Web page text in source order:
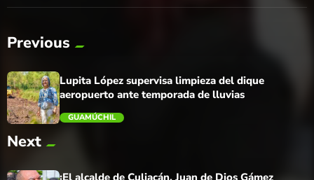
Previous
trending_flat
Lupita López supervisa limpieza del dique
aeropuerto ante temporada de lluvias
GUAMÚCHIL
Next